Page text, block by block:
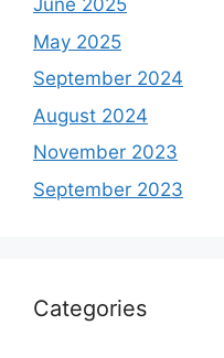
June 2025
May 2025
September 2024
August 2024
November 2023
September 2023
Categories